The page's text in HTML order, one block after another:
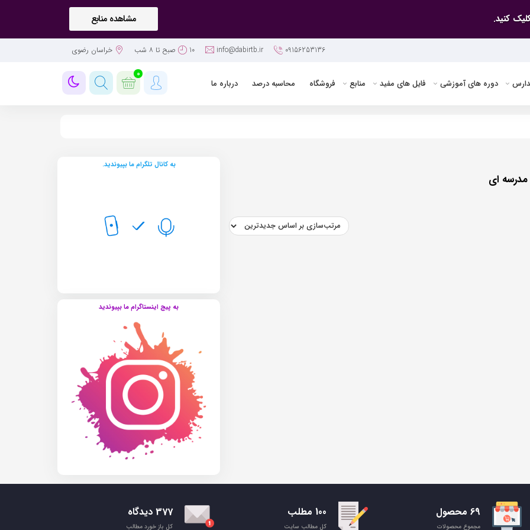
کنید. مشاهده منابع
09156253136
info@dabirtb.ir 10صبح تا ۸ شب خراسان رضوی
دوره های آموزشی فایل های مفید منابع فروشگاه محاسبه درصد درباره ما
0
ای
به کانال تلگرام ما بپیوندید.
به پیج اینستاگرام ما بپیوندید
69 محصول
مجموع محصولات
100 مطلب
کل مطالب سایت
377 دیدگاه
کل باز خورد مطالب